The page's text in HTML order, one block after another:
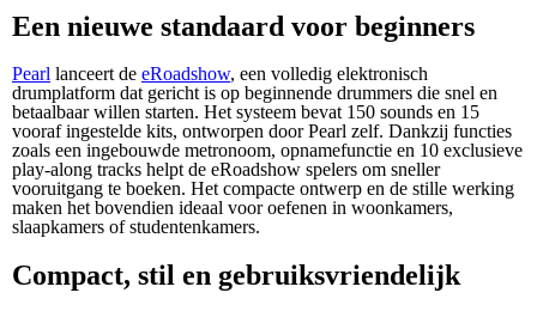
Een nieuwe standaard voor beginners
Pearl lanceert de eRoadshow, een volledig elektronisch
drumplatform dat gericht is op beginnende drummers die snel en
betaalbaar willen starten. Het systeem bevat 150 sounds en 15
vooraf ingestelde kits, ontworpen door Pearl zelf. Dankzij functies
zoals een ingebouwde metronoom, opnamefunctie en 10 exclusieve
play‑along tracks helpt de eRoadshow spelers om sneller
vooruitgang te boeken. Het compacte ontwerp en de stille werking
maken het bovendien ideaal voor oefenen in woonkamers,
slaapkamers of studentenkamers.
Compact, stil en gebruiksvriendelijk